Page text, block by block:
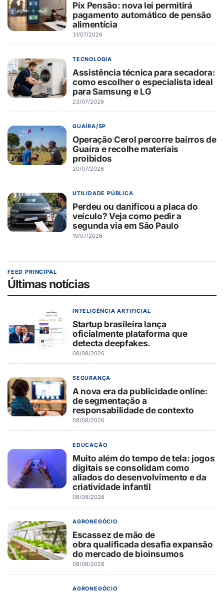
Pix Pensão: nova lei permitirá
pagamento automático de pensão
alimentícia
31/07/2026
TECNOLOGIA
Assistência técnica para secadora:
como escolher o especialista ideal
para Samsung e LG
23/07/2026
GUAÍRA/SP
Operação Cerol percorre bairros de
Guaíra e recolhe materiais
proibidos
20/07/2026
UTILIDADE PÚBLICA
Perdeu ou danificou a placa do
veículo? Veja como pedir a
segunda via em São Paulo
19/07/2026
FEED PRINCIPAL
Últimas notícias
INTELIGÊNCIA ARTIFICIAL
Startup brasileira lança
oficialmente plataforma que
detecta deepfakes.
08/08/2026
SEGURANÇA
A nova era da publicidade online:
de segmentação a
responsabilidade de contexto
08/08/2026
EDUCAÇÃO
Muito além do tempo de tela: jogos
digitais se consolidam como
aliados do desenvolvimento e da
criatividade infantil
08/08/2026
AGRONEGÓCIO
Escassez de mão de
obra qualificada desafia expansão
do mercado de bioinsumos
08/08/2026
AGRONEGÓCIO